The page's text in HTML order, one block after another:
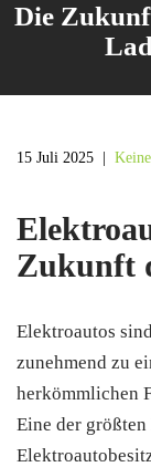
Die
15 Juli 2025
Zukunft
Elektroautos
zunehmend zu
herkömmlichen
Eine der